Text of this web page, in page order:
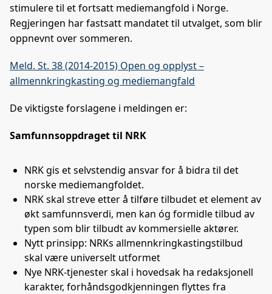
stimulere til et fortsatt mediemangfold i Norge.
Regjeringen har fastsatt mandatet til utvalget, som blir
oppnevnt over sommeren.
Meld. St. 38 (2014-2015) Open og opplyst –
allmennkringkasting og mediemangfald
De viktigste forslagene i meldingen er:
Samfunnsoppdraget til NRK
NRK gis et selvstendig ansvar for å bidra til det
norske mediemangfoldet.
NRK skal streve etter å tilføre tilbudet et element av
økt samfunnsverdi, men kan óg formidle tilbud av
typen som blir tilbudt av kommersielle aktører.
Nytt prinsipp: NRKs allmennkringkastingstilbud
skal være universelt utformet
Nye NRK-tjenester skal i hovedsak ha redaksjonell
karakter, forhåndsgodkjenningen flyttes fra